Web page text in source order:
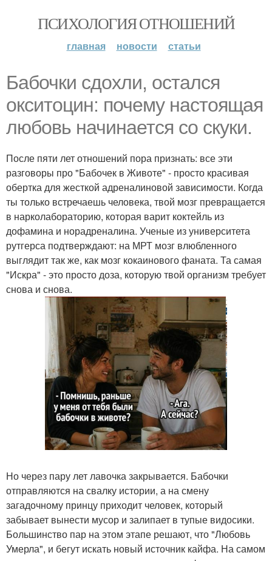
ПСИХОЛОГИЯ ОТНОШЕНИЙ
главная новости статьи
Бабочки сдохли, остался
окситоцин: почему настоящая
любовь начинается со скуки.
После пяти лет отношений пора признать: все эти
разговоры про "Бабочек в Животе" - просто красивая
обертка для жесткой адреналиновой зависимости. Когда
ты только встречаешь человека, твой мозг превращается
в нарколабораторию, которая варит коктейль из
дофамина и норадреналина. Ученые из университета
рутгерса подтверждают: на МРТ мозг влюбленного
выглядит так же, как мозг кокаинового фаната. Та самая
"Искра" - это просто доза, которую твой организм требует
снова и снова.
Но через пару лет лавочка закрывается. Бабочки
отправляются на свалку истории, а на смену
загадочному принцу приходит человек, который
забывает вынести мусор и залипает в тупые видосики.
Большинство пар на этом этапе решают, что "Любовь
Умерла", и бегут искать новый источник кайфа. На самом